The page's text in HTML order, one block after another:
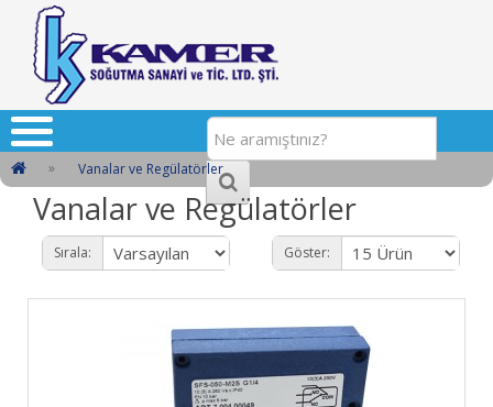
Vanalar ve Regülatörler
Vanalar ve Regülatörler
Sırala: Göster: